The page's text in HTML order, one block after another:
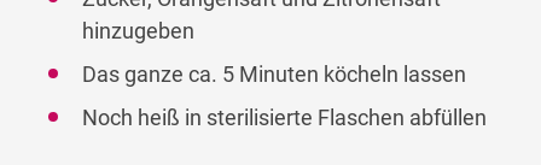
hinzugeben
Das ganze ca. 5 Minuten köcheln lassen
Noch heiß in sterilisierte Flaschen abfüllen